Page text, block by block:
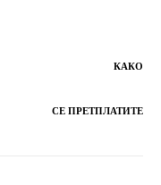
КАКО
СЕ ПРЕТПЛАТИТЕ